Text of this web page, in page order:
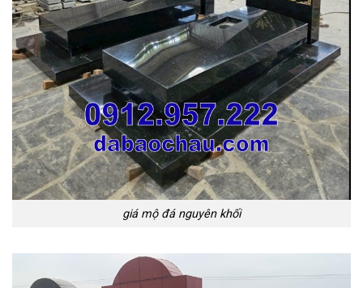
giá mộ đá nguyên khối